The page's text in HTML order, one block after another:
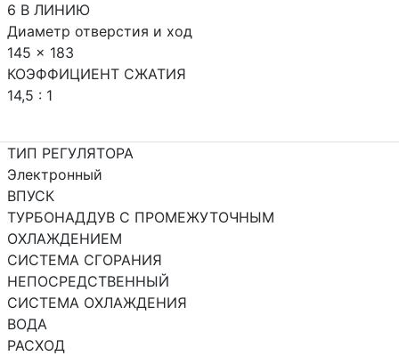
6 В ЛИНИЮ
Диаметр отверстия и ход
145 x 183
КОЭФФИЦИЕНТ СЖАТИЯ
14,5 : 1
ТИП РЕГУЛЯТОРА
Электронный
ВПУСК
ТУРБОНАДДУВ С ПРОМЕЖУТОЧНЫМ
ОХЛАЖДЕНИЕМ
СИСТЕМА СГОРАНИЯ
НЕПОСРЕДСТВЕННЫЙ
СИСТЕМА ОХЛАЖДЕНИЯ
ВОДА
РАСХОД